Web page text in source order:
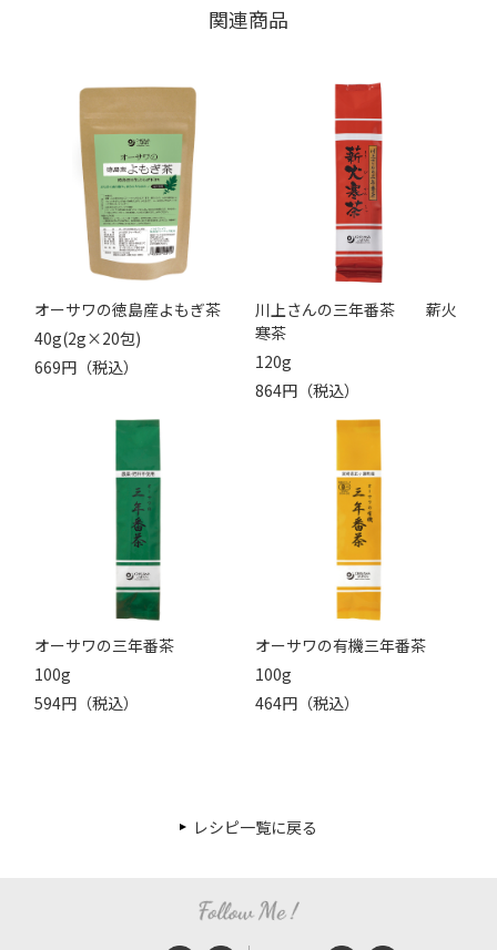
関連商品
オーサワの徳島産よもぎ茶
40g(2g×20包)
669円（税込）
川上さんの三年番茶 薪火
寒茶
120g
864円（税込）
オーサワの三年番茶
100g
594円（税込）
オーサワの有機三年番茶
100g
464円（税込）
レシピ一覧に戻る